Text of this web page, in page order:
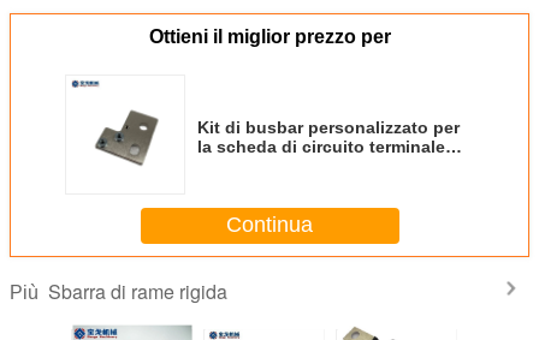
Ottieni il miglior prezzo per
Kit di busbar personalizzato per
la scheda di circuito terminale
Continua
Più Sbarra di rame rigida